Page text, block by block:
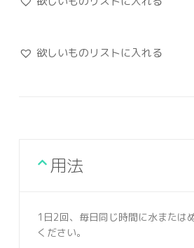
欲しいものリストに入れる
用法
1日2回、毎日同じ時間に水または
ください。